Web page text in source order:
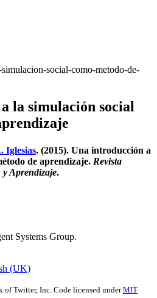
social-como-metodo-de-
la simulación social
Iglesias. (2015). Una introducción a
de aprendizaje. Revista
Aprendizaje.
Systems Group.
(UK)
of Twitter, Inc. Code licensed underMIT